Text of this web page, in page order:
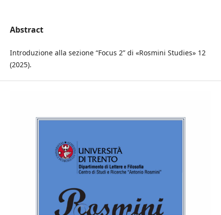
Abstract
Introduzione alla sezione “Focus 2” di «Rosmini Studies» 12
(2025).